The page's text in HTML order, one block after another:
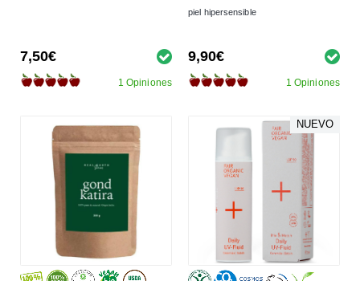
7,50€
1 Opiniones
piel hipersensible
9,90€
1 Opiniones
NUEVO